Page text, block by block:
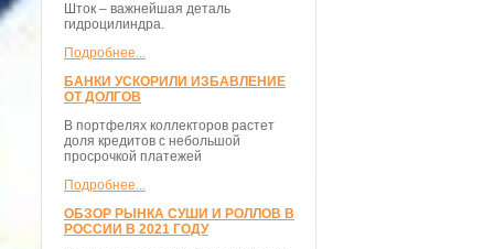
Шток – важнейшая деталь
гидроцилиндра.
Подробнее...
БАНКИ УСКОРИЛИ ИЗБАВЛЕНИЕ
ОТ ДОЛГОВ
В портфелях коллекторов растет
доля кредитов с небольшой
просрочкой платежей
Подробнее...
ОБЗОР РЫНКА СУШИ И РОЛЛОВ В
РОССИИ В 2021 ГОДУ